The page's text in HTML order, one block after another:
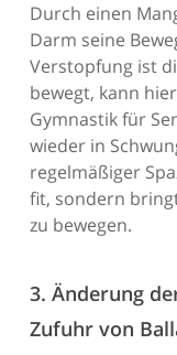
Durch einen
Darm seine
Verstopfung ist
bewegt, kann
Gymnastik für
wieder in
regelmäßiger
fit, sondern
zu bewegen.
3. Änderung
Zufuhr von